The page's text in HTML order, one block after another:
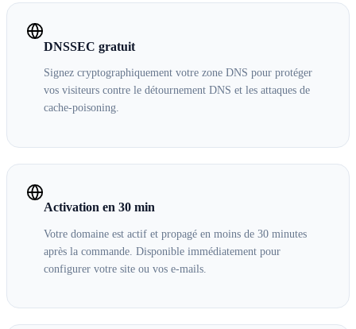
DNSSEC gratuit
Signez cryptographiquement votre zone DNS pour protéger
vos visiteurs contre le détournement DNS et les attaques de
cache-poisoning.
Activation en 30 min
Votre domaine est actif et propagé en moins de 30 minutes
après la commande. Disponible immédiatement pour
configurer votre site ou vos e-mails.